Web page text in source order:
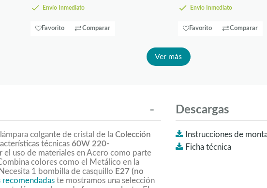
Envío Inmediato
Favorito Comparar
Envío Inmediato
Favorito Comparar
Ver más
colgante de cristal de la Colección
técnicas 60W 220-
el uso de materiales en Acero como parte
colores como el Metálico en la
1 bombilla de casquillo E27 (no
recomendadas te mostramos una selección
Descargas
Instrucciones de
Ficha técnica